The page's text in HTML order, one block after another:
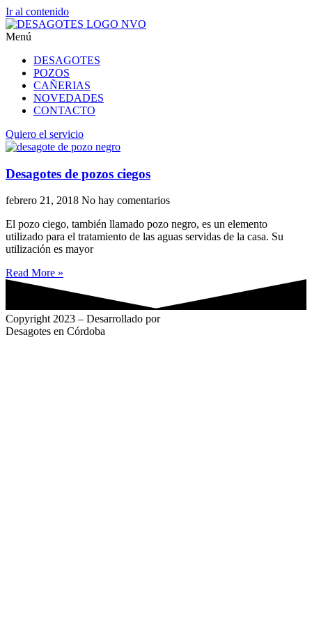
Ir al contenido
Menú
DESAGOTES
POZOS
CAÑERIAS
NOVEDADES
CONTACTO
Quiero el servicio
Desagotes de pozos ciegos
febrero 21, 2018 No hay comentarios
El pozo ciego, también llamado pozo negro, es un elemento
utilizado para el tratamiento de las aguas servidas de la casa. Su
utilización es mayor
Read More »
Copyright 2023 – Desarrollado por
Desagotes en Córdoba